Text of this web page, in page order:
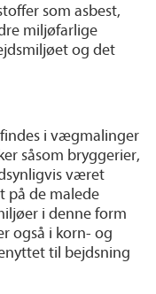
som asbest,
miljøfarlige
og det
i vægmalinger
såsom bryggerier,
været
på de malede
i denne form
også i korn- og
til bejdsning